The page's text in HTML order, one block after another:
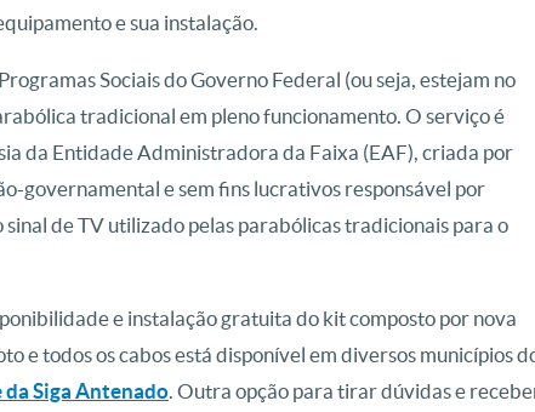
e sua instalação.
Sociais do Governo Federal (ou seja, estejam no
tradicional em pleno funcionamento. O serviço é
da Entidade Administradora da Faixa (EAF), criada por
governamental e sem fins lucrativos responsável por
de TV utilizado pelas parabólicas tradicionais para o
e instalação gratuita do kit composto por nova
e todos os cabos está disponível em diversos municípios
da Siga Antenado. Outra opção para tirar dúvidas e